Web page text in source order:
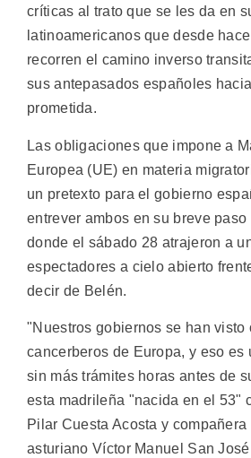
críticas al trato que se les da en
latinoamericanos que desde
recorren el camino inverso
sus antepasados españoles
prometida.
Las obligaciones que impone a
Europea (UE) en materia
un pretexto para el gobierno
entrever ambos en su breve
donde el sábado 28 atrajeron a
espectadores a cielo abierto
decir de Belén.
"Nuestros gobiernos se han visto
cancerberos de Europa, y eso es
sin más trámites horas antes de
esta madrileña "nacida en el 53"
Pilar Cuesta Acosta y compañera
asturiano Víctor Manuel San